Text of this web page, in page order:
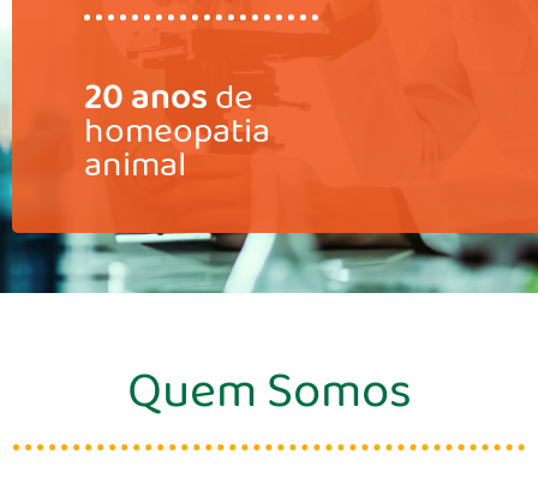
20 anosde
homeopatia
animal
Quem Somos